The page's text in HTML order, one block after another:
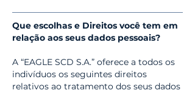
Que escolhas e Direitos você tem em
relação aos seus dados pessoais?
A “EAGLE SCD S.A.” oferece a todos os
indivíduos os seguintes direitos
relativos ao tratamento dos seus dados